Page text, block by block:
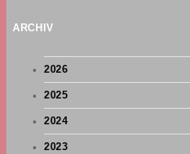
ARCHIV
2026
2025
2024
2023